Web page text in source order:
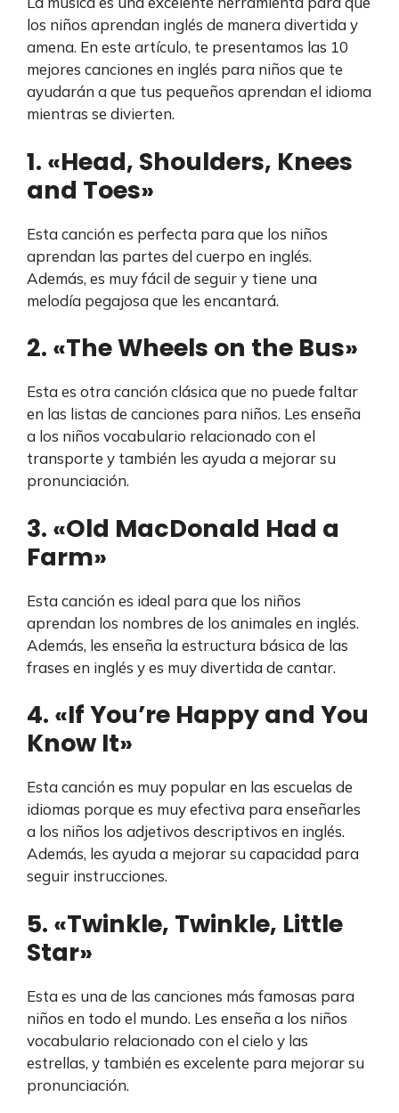
los niños aprendan inglés de manera divertida y
amena. En este artículo, te presentamos las 10
mejores canciones en inglés para niños que te
ayudarán a que tus pequeños aprendan el idioma
mientras se divierten.
1. «Head, Shoulders, Knees
and Toes»
Esta canción es perfecta para que los niños
aprendan las partes del cuerpo en inglés.
Además, es muy fácil de seguir y tiene una
melodía pegajosa que les encantará.
2. «The Wheels on the Bus»
Esta es otra canción clásica que no puede faltar
en las listas de canciones para niños. Les enseña
a los niños vocabulario relacionado con el
transporte y también les ayuda a mejorar su
pronunciación.
3. «Old MacDonald Had a
Farm»
Esta canción es ideal para que los niños
aprendan los nombres de los animales en inglés.
Además, les enseña la estructura básica de las
frases en inglés y es muy divertida de cantar.
4. «If You’re Happy and You
Know It»
Esta canción es muy popular en las escuelas de
idiomas porque es muy efectiva para enseñarles
a los niños los adjetivos descriptivos en inglés.
Además, les ayuda a mejorar su capacidad para
seguir instrucciones.
5. «Twinkle, Twinkle, Little
Star»
Esta es una de las canciones más famosas para
niños en todo el mundo. Les enseña a los niños
vocabulario relacionado con el cielo y las
estrellas, y también es excelente para mejorar su
pronunciación.